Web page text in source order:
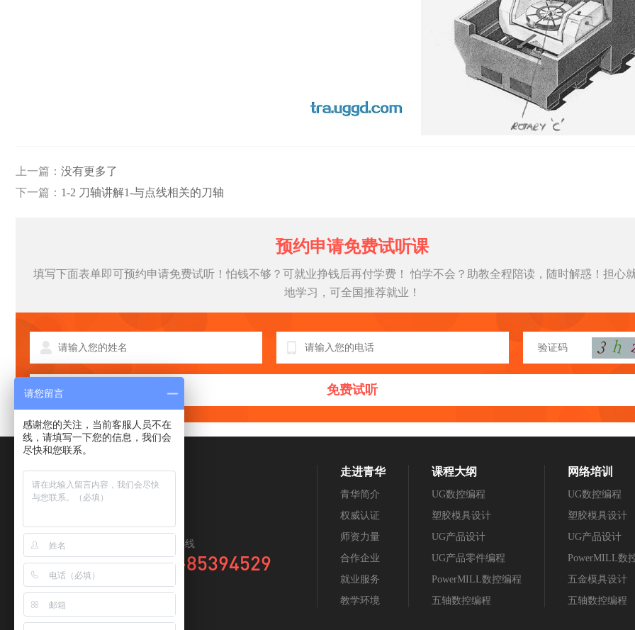
上一篇： 没有更多了
下一篇： 1-2 刀轴讲解1-与点线相关的刀轴
预约申请免费试听课
填写下面表单即可预约申请免费试听！怕钱不够？可就业挣钱后再付学费！ 怕学不会？助教全程陪读，随时解惑！担心
地学习，可全国推荐就业！
免费试听
全国咨询热线
0769-85394529
走进青华
青华简介
权威认证
师资力量
合作企业
就业服务
教学环境
课程大纲
UG数控编程
塑胶模具设计
UG产品设计
UG产品零件编程
PowerMILL数控编程
五轴数控编程
网络培训
UG数控编程
塑胶模具设计
UG产品设计
PowerMILL数
五金模具设计
五轴数控编程
请您留言
感谢您的关注，当前客服人员不在
线，请填写一下您的信息，我们会
尽快和您联系。